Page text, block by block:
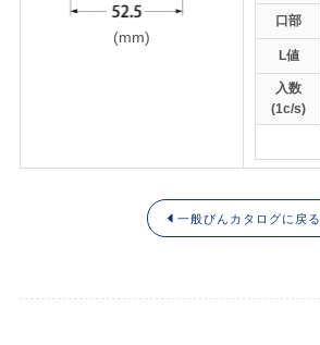
ENGLISH(mm)
口部
L値
入数
(1c/s)
一般びんカタログに戻る